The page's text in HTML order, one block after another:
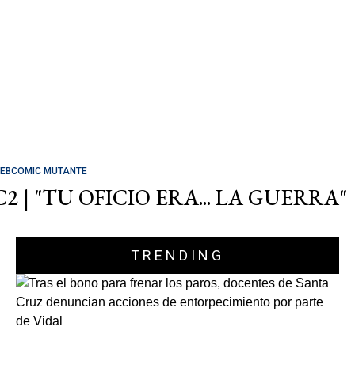
MUTANTE
| "TU OFICIO ERA... LA GUERRA"
TRENDING